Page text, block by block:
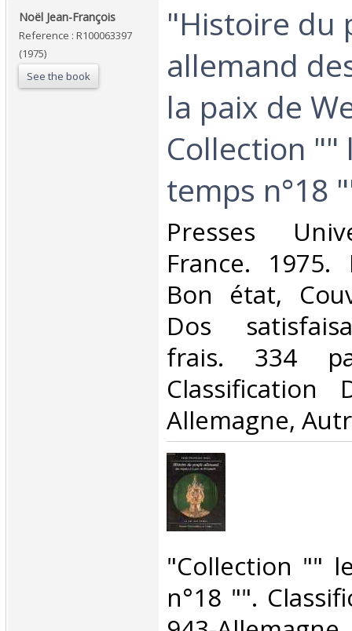
‎Noël Jean-François‎
Reference : R100063397
(1975)
See the book
‎"Histoire du
allemand
la paix de
Collection ""
temps n°18
‎Presses
France. 1975.
Bon état,
Dos
frais. 334
Classification
Allemagne,
‎"Collection ""
n°18 "".